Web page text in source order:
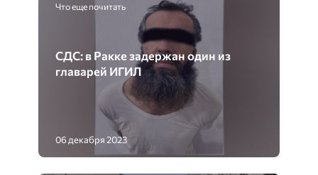
Что еще почитать
СДС: в Ракке задержан один из
главарей ИГИЛ
06 декабря 2023